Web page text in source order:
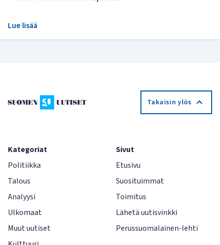
Lue lisää
Takaisin ylös
Kategoriat
Politiikka
Talous
Analyysi
Ulkomaat
Muut uutiset
Sivut
Etusivu
Suosituimmat
Toimitus
Lähetä uutisvinkki
Perussuomalainen-lehti